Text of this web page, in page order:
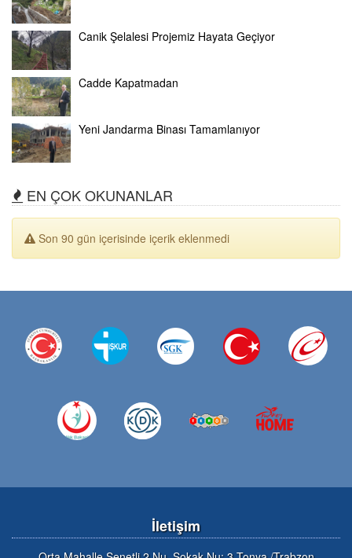
Canik Şelalesi Projemiz Hayata Geçiyor
Cadde Kapatmadan
Yeni Jandarma Binası Tamamlanıyor
EN ÇOK OKUNANLAR
Son 90 gün içerisinde içerik eklenmedi
İletişim